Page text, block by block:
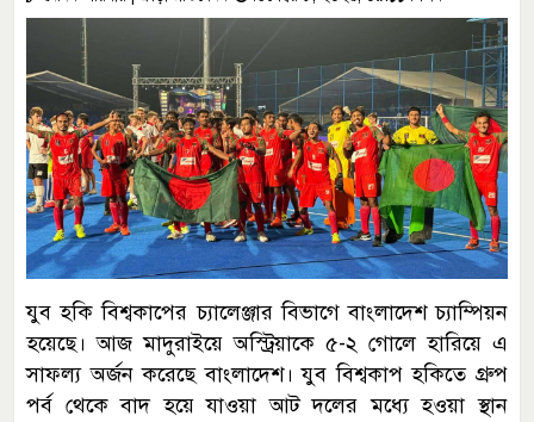
যুব হকি বিশ্বকাপের চ্যালেঞ্জার বিভাগে বাংলাদেশ চ্যাম্পিয়ন
হয়েছে। আজ মাদুরাইয়ে অস্ট্রিয়াকে ৫-২ গোলে হারিয়ে এ
সাফল্য অর্জন করেছে বাংলাদেশ। যুব বিশ্বকাপ হকিতে গ্রুপ
পর্ব থেকে বাদ হয়ে যাওয়া আট দলের মধ্যে হওয়া স্থান